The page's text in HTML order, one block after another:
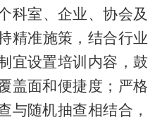
科室、企业、协会及
精准施策，结合行业
宜设置培训内容，鼓
盖面和便捷度；严格
与随机抽查相结合，